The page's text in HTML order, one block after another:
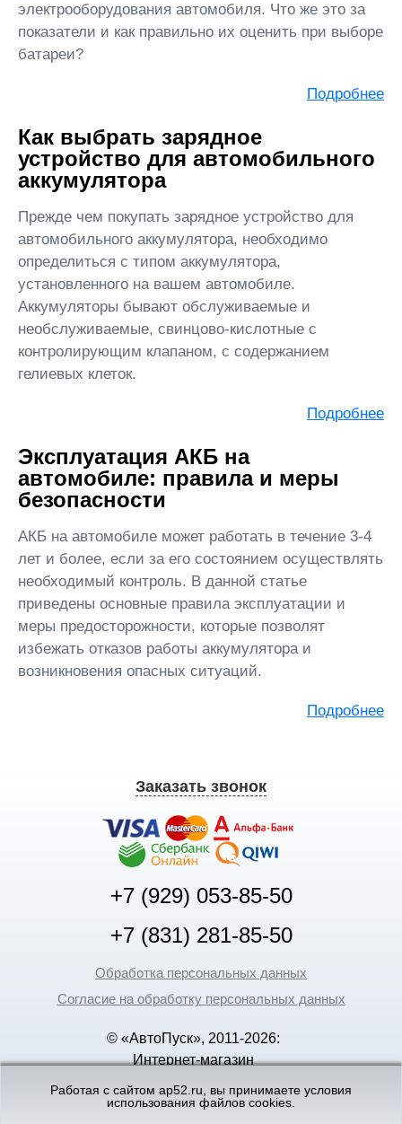
электрооборудования автомобиля. Что же это за
показатели и как правильно их оценить при выборе
батареи?
Подробнее
Как выбрать зарядное
устройство для автомобильного
аккумулятора
Прежде чем покупать зарядное устройство для
автомобильного аккумулятора, необходимо
определиться с типом аккумулятора,
установленного на вашем автомобиле.
Аккумуляторы бывают обслуживаемые и
необслуживаемые, свинцово-кислотные с
контролирующим клапаном, с содержанием
гелиевых клеток.
Подробнее
Эксплуатация АКБ на
автомобиле: правила и меры
безопасности
АКБ на автомобиле может работать в течение 3-4
лет и более, если за его состоянием осуществлять
необходимый контроль. В данной статье
приведены основные правила эксплуатации и
меры предосторожности, которые позволят
избежать отказов работы аккумулятора и
возникновения опасных ситуаций.
Подробнее
Заказать звонок
+7 (929) 053-85-50
+7 (831) 281-85-50
Обработка персональных данных
Согласие на обработку персональных данных
© «АвтоПуск», 2011-2026:
Интернет-магазин
Новгороде
Работая с сайтом ap52.ru, вы принимаете условия
использования файлов cookies.